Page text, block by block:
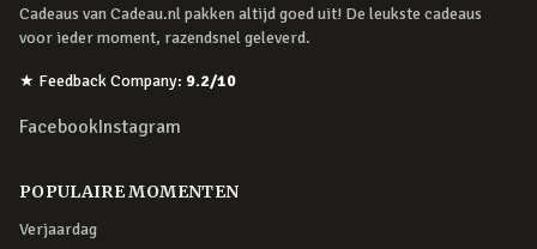
Cadeaus van Cadeau.nl pakken altijd goed uit! De leukste cadeaus
voor ieder moment, razendsnel geleverd.
★ Feedback Company: 9.2/10
FacebookInstagram
POPULAIRE MOMENTEN
Verjaardag